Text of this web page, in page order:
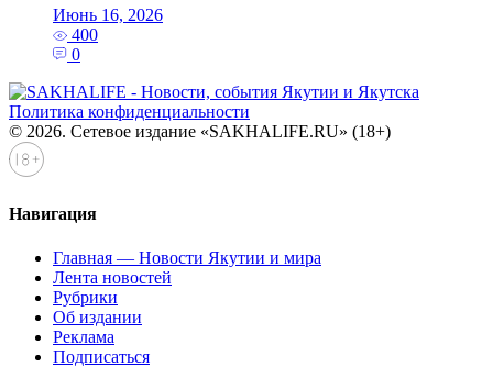
Июнь 16, 2026
400
0
Политика конфиденциальности
© 2026. Сетевое издание «SAKHALIFE.RU» (18+)
Навигация
Главная — Новости Якутии и мира
Лента новостей
Рубрики
Об издании
Реклама
Подписаться